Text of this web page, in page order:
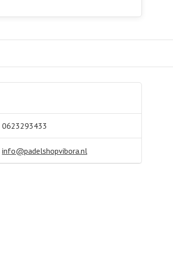
0623293433
info@padelshopvibora.nl